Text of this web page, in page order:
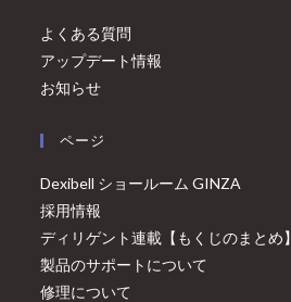
よくある質問
アップデート情報
お知らせ
ページ
Dexibell ショールーム GINZA
採用情報
ディリゲント連載【もくじのまとめ】
製品のサポートについて
修理について